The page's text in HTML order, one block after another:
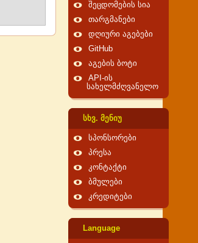
შეცდომების სია
თარგმანები
დღიური აგებები
GitHub
აგების ბოტი
API-ის
სახელმძღვანელო
სხვ. მენიუ
სპონსორები
პრესა
კონტაქტი
ბმულები
კრედიტები
Language